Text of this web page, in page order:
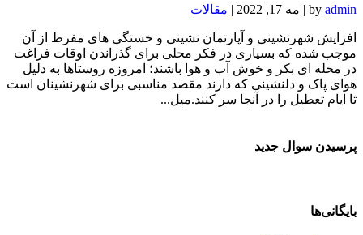
by admin
| مه 17, 2022 | مقالات
افزایش شهرنشینی و آپارتمان نشینی و خستگی های مفرط از آن
موجب شده که بسیاری در فکر محلی برای گذراندن اوقات فراغت
در محله ای بکر و خوش آب و هوا باشند؛ امروزه روستاها به دلیل
هوای پاک و دلنشینی که دارند مقصد مناسبی برای شهرنشینان است
تا ایام تعطیل را در آنجا سر کنند.میل...
پرسیدن سوال جدید
بایگانی‌ها